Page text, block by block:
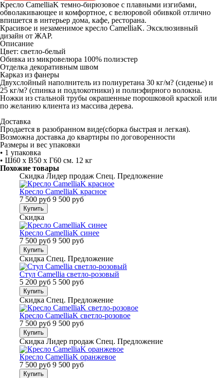
Кресло CamelliaK темно-бирюзовое с плавными изгибами,
обволакивающее и комфортное, с велюровой обивкой отлично
впишется в интерьер дома, кафе, ресторана.
Красивое и незаменимое кресло CamelliaK. Эксклюзивный
дизайн от ЖАР.
Описание
Цвет: светло-белый
Обивка из микровелюра 100% полиэстер
Отделка декоративным швом
Карказ из фанеры
Двухслойный наполнитель из полиуретана 30 кг/м? (сиденье) и
25 кг/м? (спинка и подлокотники) и полиэфирного волокна.
Ножки из стальной трубы окрашенные порошковой краской или
по желанию клиента из массива дерева.
Доставка
Продается в разобранном виде(сборка быстрая и легкая).
Возможна доставка до квартиры по договоренности
Размеры и вес упаковки
• 1 упаковка
• Ш60 x В50 x Г60 см. 12 кг
Похожие товары
Скидка Лидер продаж Спец. Предложение
Кресло CamelliaK красное
7 500 руб 9 500 руб
Купить
Скидка
Кресло CamelliaK синее
7 500 руб 9 500 руб
Купить
Скидка Спец. Предложение
Стул Camellia светло-розовый
5 200 руб 5 500 руб
Купить
Скидка Спец. Предложение
Кресло CamelliaK светло-розовое
7 500 руб 9 500 руб
Купить
Скидка Лидер продаж Спец. Предложение
Кресло CamelliaK оранжевое
7 500 руб 9 500 руб
Купить